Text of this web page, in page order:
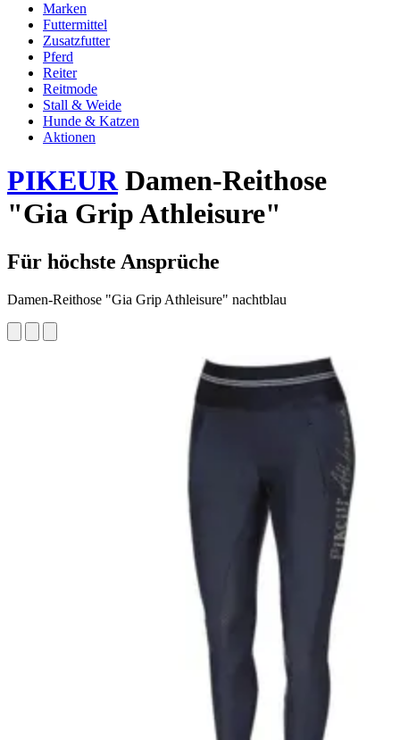
Marken
Futtermittel
Zusatzfutter
Pferd
Reiter
Reitmode
Stall & Weide
Hunde & Katzen
Aktionen
PIKEURDamen-Reithose
"Gia Grip Athleisure"
Für höchste Ansprüche
Damen-Reithose "Gia Grip Athleisure" nachtblau